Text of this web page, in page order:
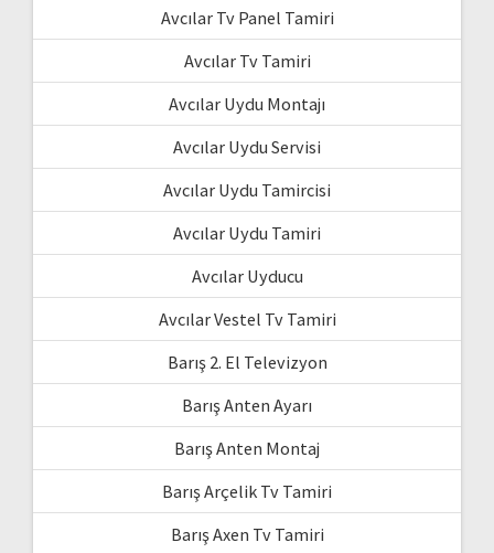
Avcılar Tv Panel Tamiri
Avcılar Tv Tamiri
Avcılar Uydu Montajı
Avcılar Uydu Servisi
Avcılar Uydu Tamircisi
Avcılar Uydu Tamiri
Avcılar Uyducu
Avcılar Vestel Tv Tamiri
Barış 2. El Televizyon
Barış Anten Ayarı
Barış Anten Montaj
Barış Arçelik Tv Tamiri
Barış Axen Tv Tamiri